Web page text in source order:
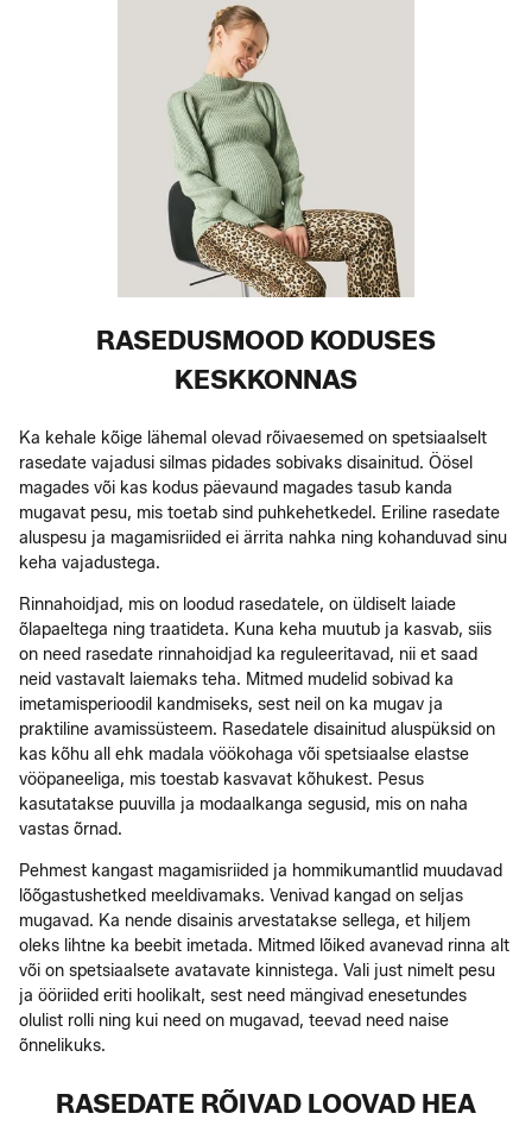
RASEDUSMOOD KODUSES
KESKKONNAS
Ka kehale kõige lähemal olevad rõivaesemed on spetsiaalselt
rasedate vajadusi silmas pidades sobivaks disainitud. Öösel
magades või kas kodus päevaund magades tasub kanda
mugavat pesu, mis toetab sind puhkehetkedel. Eriline rasedate
aluspesu ja magamisriided ei ärrita nahka ning kohanduvad sinu
keha vajadustega.
Rinnahoidjad, mis on loodud rasedatele, on üldiselt laiade
õlapaeltega ning traatideta. Kuna keha muutub ja kasvab, siis
on need rasedate rinnahoidjad ka reguleeritavad, nii et saad
neid vastavalt laiemaks teha. Mitmed mudelid sobivad ka
imetamisperioodil kandmiseks, sest neil on ka mugav ja
praktiline avamissüsteem. Rasedatele disainitud aluspüksid on
kas kõhu all ehk madala vöökohaga või spetsiaalse elastse
vööpaneeliga, mis toestab kasvavat kõhukest. Pesus
kasutatakse puuvilla ja modaalkanga segusid, mis on naha
vastas õrnad.
Pehmest kangast magamisriided ja hommikumantlid muudavad
lõõgastushetked meeldivamaks. Venivad kangad on seljas
mugavad. Ka nende disainis arvestatakse sellega, et hiljem
oleks lihtne ka beebit imetada. Mitmed lõiked avanevad rinna alt
või on spetsiaalsete avatavate kinnistega. Vali just nimelt pesu
ja ööriided eriti hoolikalt, sest need mängivad enesetundes
olulist rolli ning kui need on mugavad, teevad need naise
õnnelikuks.
RASEDATE RÕIVAD LOOVAD HEA